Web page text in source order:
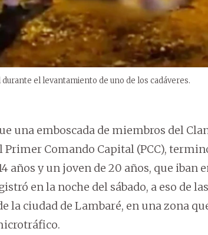
el levantamiento de uno de los cadáveres.
una emboscada de miembros del
Comando Capital (PCC),
años y un joven de 20 años, que iban
en la noche del sábado, a eso de
la ciudad de Lambaré, en una zona